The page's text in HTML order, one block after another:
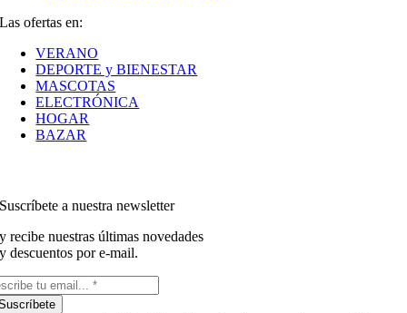
Las ofertas en:
VERANO
DEPORTE y BIENESTAR
MASCOTAS
ELECTRÓNICA
HOGAR
BAZAR
Suscríbete a nuestra newsletter
y recibe nuestras últimas novedades
y descuentos por e-mail.